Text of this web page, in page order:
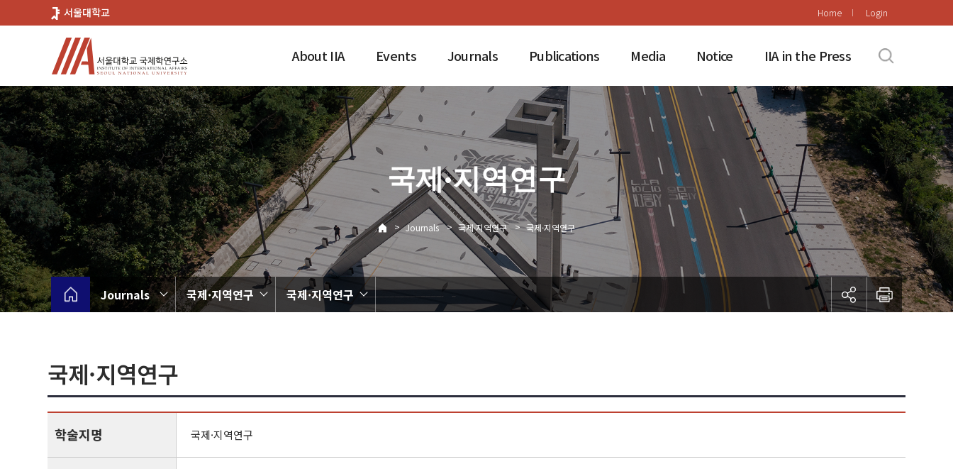
로
뉴
서울대학교 Home Login
About IIA Events Journals Publications Media Notice IIA in the Press
국제·지역연구
> Journals > 국제·지역연구 > 국제·지역연구
Journals 국제·지역연구 국제·지역연구
국제·지역연구
학술지명 국제·지역연구